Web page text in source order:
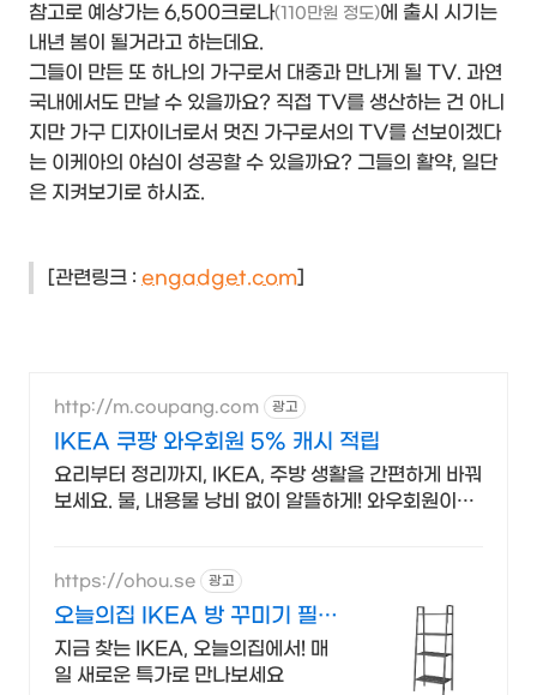
참고로 예상가는 6,500크로나(110만원 정도)에 출시 시기는
내년 봄이 될거라고 하는데요.
그들이 만든 또 하나의 가구로서 대중과 만나게 될 TV. 과연
국내에서도 만날 수 있을까요? 직접 TV를 생산하는 건 아니
지만 가구 디자이너로서 멋진 가구로서의 TV를 선보이겠다
는 이케아의 야심이 성공할 수 있을까요? 그들의 활약, 일단
은 지켜보기로 하시죠.
[관련링크 : engadget.com]
http://m.coupang.com 광고
IKEA 쿠팡 와우회원 5% 캐시 적립
요리부터 정리까지, IKEA, 주방 생활을 간편하게 바꿔
보세요. 물, 내용물 낭비 없이 알뜰하게! 와우회원이라
https://ohou.se 광고
오늘의집 IKEA 방 꾸미기 필수
앱, 오늘의집
지금 찾는 IKEA, 오늘의집에서! 매
일 새로운 특가로 만나보세요